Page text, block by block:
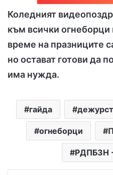
Коледният
към всички
време на празниците
но остават готови да
има нужда.
гайда
огнеборци
РДПБЗН